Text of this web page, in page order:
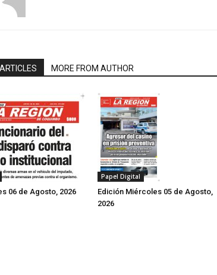
MORE FROM AUTHOR
06 de Agosto, 2026
Papel Digital
Edición Miércoles 05 de Agosto,
2026